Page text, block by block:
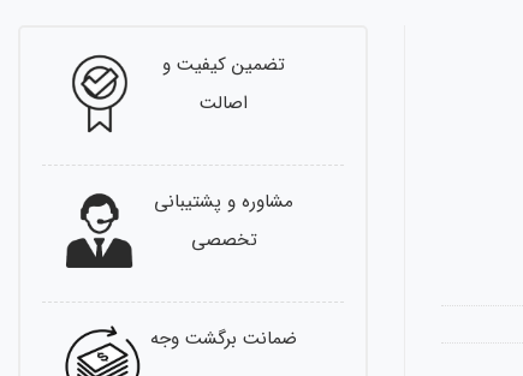
تضمین کیفیت و
اصالت
مشاوره و پشتیبانی
تخصصی
ضمانت برگشت وجه